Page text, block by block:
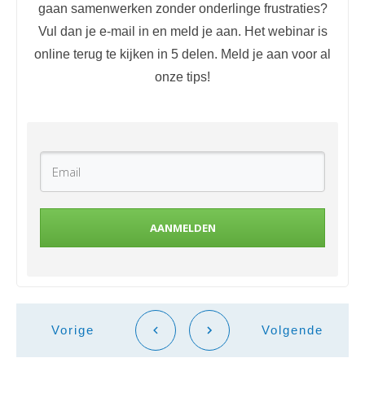
gaan samenwerken zonder onderlinge frustraties?
Vul dan je e-mail in en meld je aan. Het webinar is
online terug te kijken in 5 delen. Meld je aan voor al
onze tips!
AANMELDEN
Vorige Volgende